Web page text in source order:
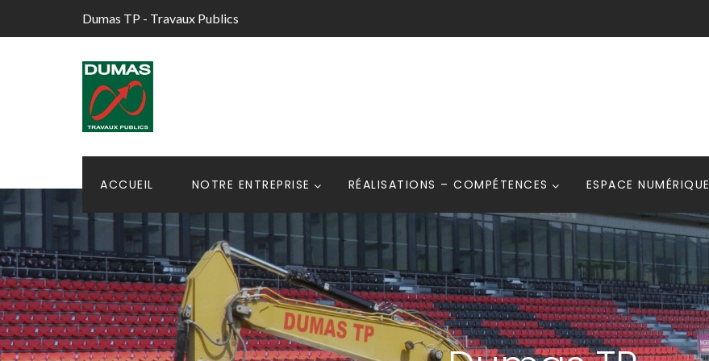
Dumas TP - Travaux Publics
ACCUEIL NOTRE ENTREPRISE RÉALISATIONS – COMPÉTENCES ESPACE NUMÉRIQUE